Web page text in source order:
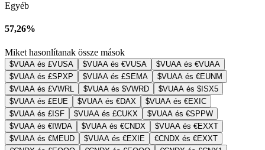
Egyéb
57,26%
Miket hasonlítanak össze mások
$VUAA és £VUSA $VUAA és €VUSA
$VUAA és €VUAA
$VUAA és £SPXP
$VUAA és £SEMA
$VUAA és €EUNM
$VUAA és £VWRL
$VUAA és $VWRD
$VUAA és $ISX5
$VUAA és £EUE
$VUAA és €DAX
$VUAA és €EXIC
$VUAA és £ISF
$VUAA és £CUKX
$VUAA és €SPPW
$VUAA és €IWDA
$VUAA és €CNDX
$VUAA és €EXXT
$VUAA és €MEUD
$VUAA és €EXIE
€CNDX és €EXXT